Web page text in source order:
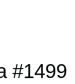
#1499